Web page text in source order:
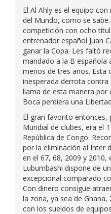
El Al Ahly es el equipo
del Mundo, como se
competición con ocho
entrenador español Juan
ganar la Copa. Les faltó
mandado a la B española
menos de tres años. Esta
inesperada derrota contra
llama de esta manera por
Boca perdiera una
El gran favorito entonces,
Mundial de clubes, era el
República de Congo.
por la eliminación al Inter
en el 67, 68, 2009 y 2010,
Lubumbashi dispone de
excepcional comparado
Con dinero consigue
la zona, ya sea de
con los sueldos de